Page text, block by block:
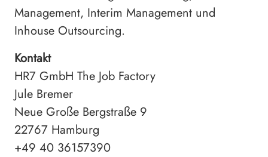
Management, Interim Management und
Inhouse Outsourcing.
Kontakt
HR7 GmbH The Job Factory
Jule Bremer
Neue Große Bergstraße 9
22767 Hamburg
+49 40 36157390